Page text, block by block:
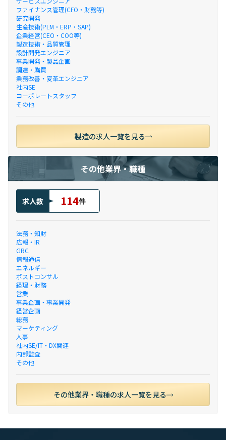
ファイナンス管理(CFO・財務等)
研究開発
生産技術(PLM・ERP・SAP)
企業経営(CEO・COO等)
製造技術・品質管理
設計開発エンジニア
事業開発・製品企画
調達・購買
業務改善・変革エンジニア
社内SE
コーポレートスタッフ
その他
製造の求人一覧を見る
その他業界・職種
求人数 114件
法務・知財
広報・IR
GRC
情報通信
エネルギー
ポストコンサル
経理・財務
営業
事業企画・事業開発
経営企画
総務
マーケティング
人事
社内SE/IT・DX関連
内部監査
その他
その他業界・職種の求人一覧を見る